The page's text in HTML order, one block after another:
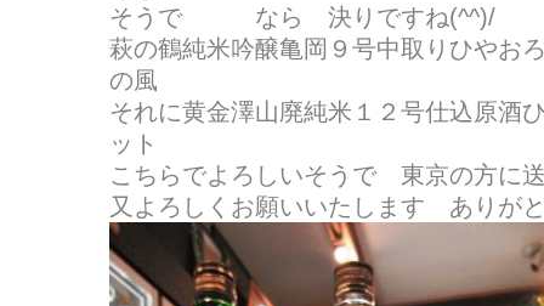
そうで なら 決りですね(^^)/
萩の鶴純米吟醸亀岡９号中取りひやお
の風
それに黄金澤山廃純米１２号仕込原
ット
こちらでよろしいそうで 東京の方に
又よろしくお願いいたします ありが